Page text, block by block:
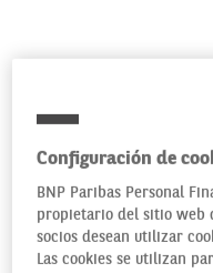
tomar una decisión.
de un coche híbrido
resulta rentable.
Configuración de
BNP Paribas Personal
propietario del sitio web
socios desean utilizar
Las cookies se utilizan